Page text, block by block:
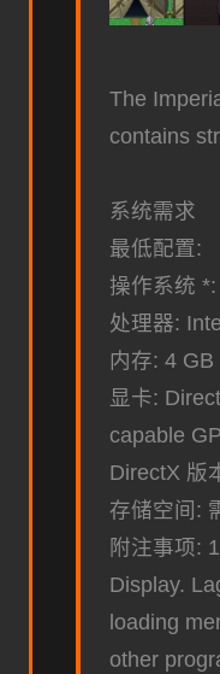
The
contains
系统需求
最低配置:
操作系统
处理器:
内存: 4 GB
显卡:
capable
DirectX 版
存储空间:
附注事项:
Display.
loading
other